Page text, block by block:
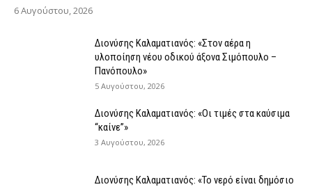
6 Αυγούστου, 2026
Διονύσης Καλαματιανός: «Στον αέρα η
υλοποίηση νέου οδικού άξονα Σιμόπουλο –
Πανόπουλο»
5 Αυγούστου, 2026
Διονύσης Καλαματιανός: «Οι τιμές στα καύσιμα
“καίνε”»
3 Αυγούστου, 2026
Διονύσης Καλαματιανός: «Το νερό είναι δημόσιο